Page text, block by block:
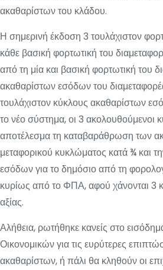
ακαθαρίστων του κλάδου.
Η σημερινή έκδοση 3 τουλάχιστον
κάθε βασική φορτωτική του
από τη μία και βασική φορτωτική του
ακαθαρίστων εσόδων του
τουλάχιστον κύκλους ακαθαρίστων
το νέο σύστημα, οι 3 ακολουθούμενοι
αποτέλεσμα τη καταβαράθρωση των
μεταφορικού κυκλώματος κατά ¾ και
εσόδων για το δημόσιο από τη
κυρίως από το ΦΠΑ, αφού χάνονται 3
αξίας.
Αλήθεια, ρωτήθηκε κανείς στο
Οικονομικών για τις ευρύτερες
ακαθαρίστων, ή πάλι θα κληθούν οι